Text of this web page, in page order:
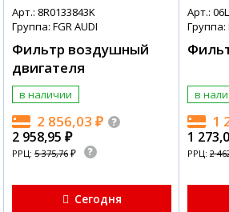
Арт.: 8R0133843K
Группа: FGR AUDI
Фильтр воздушный
двигателя
в наличии
2 856,03 ₽
2 958,95 ₽
РРЦ: 5 375,76 ₽
Сегодня
Арт.:
Группа:
в
1
1
РРЦ: 2